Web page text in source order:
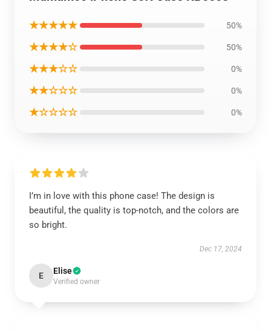
★★★★★ 50%
★★★★☆ 50%
★★★☆☆ 0%
★★☆☆☆ 0%
★☆☆☆☆ 0%
I’m in love with this phone case! The design is
beautiful, the quality is top-notch, and the colors are
so bright.
Dec 17, 2024
E Elise
Verified owner